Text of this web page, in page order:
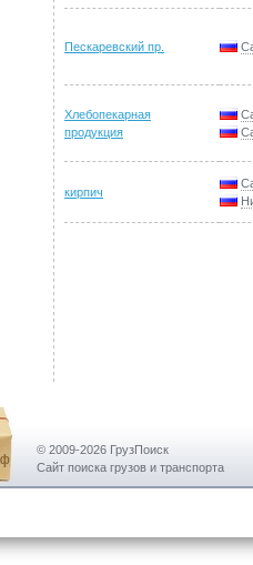
Пескаревский пр.
Хлебопекарная
продукция
кирпич
© 2009-2026 ГрузПоиск
Сайт поиска грузов и транспорта